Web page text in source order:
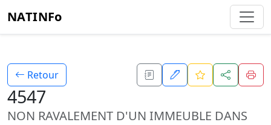
NATINFo
Retour
4547
NON RAVALEMENT D'UN IMMEUBLE DANS